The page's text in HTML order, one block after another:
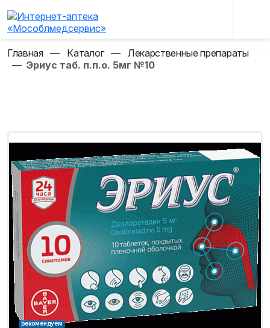
Главная — Каталог — Лекарственные препараты
— Эриус таб. п.п.о. 5мг №10
рекомендуем